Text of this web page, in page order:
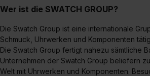
Wer ist die SWATCH GROUP?
Die Swatch Group ist eine internationale
Schmuck, Uhrwerken und Komponenten
Die Swatch Group fertigt nahezu sämtliche
Unternehmen der Swatch Group beliefern
Welt mit Uhrwerken und Komponenten.